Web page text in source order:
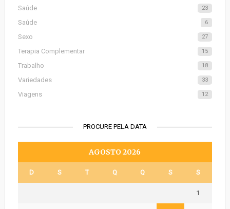
Saúde 23
Saúde 6
Sexo 27
Terapia Complementar 15
Trabalho 18
Variedades 33
Viagens 12
PROCURE PELA DATA
AGOSTO 2026
D S T Q Q S S
1